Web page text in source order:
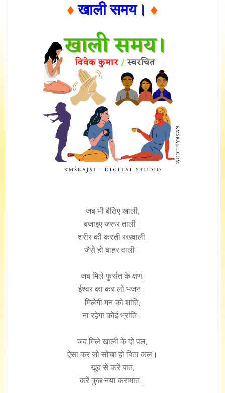
♦खाली समय। ♦
जब भी बैठिए खाली,
बजाइए जरूर ताली।
शरीर की करती रखवाली,
जैसे हो बाहर वाली।
जब मिले फुर्सत के क्षण,
ईश्वर का कर लो भजन।
मिलेगी मन को शांति,
ना रहेगा कोई भ्रांति।
जब मिले खाली के दो पल,
ऐसा कर जो सोचा हो बिता कल।
खुद से करें बात,
करें कुछ नया करामात।